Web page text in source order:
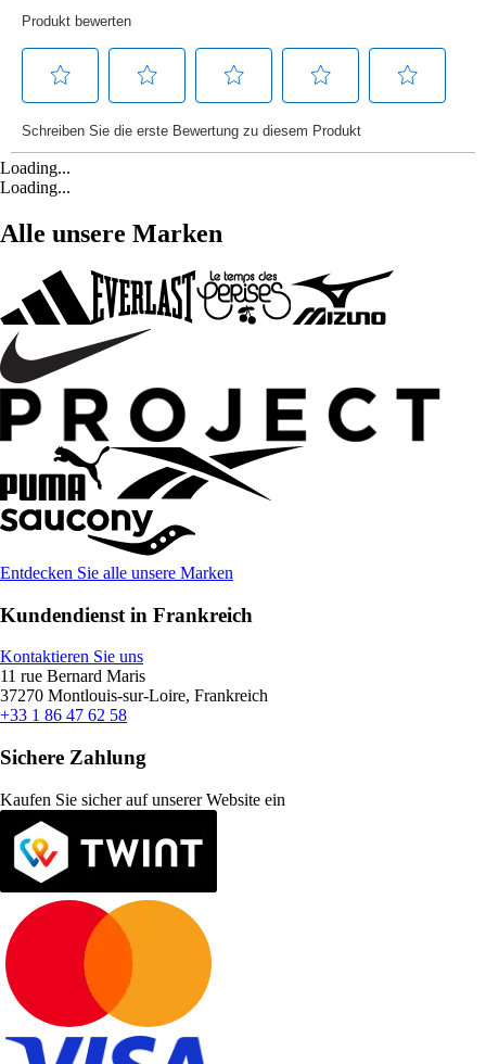
Loading...
Loading...
Alle unsere Marken
Entdecken Sie alle unsere Marken
Kundendienst in Frankreich
Kontaktieren Sie uns
11 rue Bernard Maris
37270 Montlouis-sur-Loire, Frankreich
+33 1 86 47 62 58
Sichere Zahlung
Kaufen Sie sicher auf unserer Website ein